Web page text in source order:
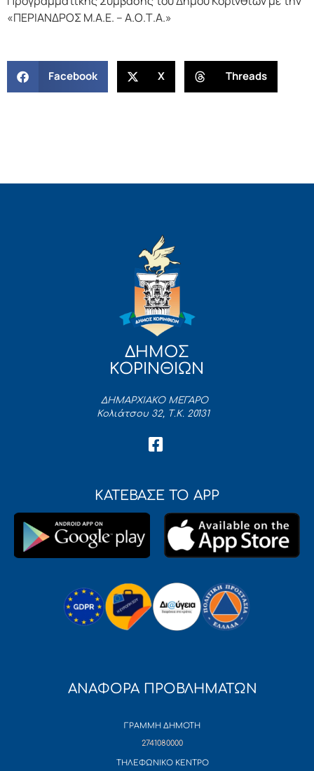
«ΠΕΡΙΑΝΔΡΟΣ Μ.Α.Ε. – Α.Ο.Τ.Α.»
Facebook X Threads
ΔΗΜΟΣ
ΚΟΡΙΝΘΙΩΝ
ΔΗΜΑΡΧΙΑΚΟ ΜΕΓΑΡΟ
Κολιάτσου 32, Τ.Κ. 20131
ΚΑΤΕΒΑΣΕ ΤΟ APP
ΑΝΑΦΟΡΑ ΠΡΟΒΛΗΜΑΤΩΝ
ΓΡΑΜΜΗ ΔΗΜΟΤΗ
2741080000
ΤΗΛΕΦΩΝΙΚΟ ΚΕΝΤΡΟ